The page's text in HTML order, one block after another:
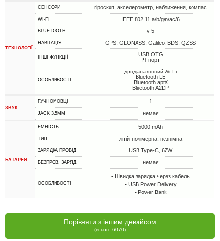
ТЕХНОЛОГІЇ
СЕНСОРИ гіроскоп, акселерометр, наближення, компас
WI-FI IEEE 802.11 a/b/g/n/ac/6
BLUETOOTH v 5
НАВІГАЦІЯ GPS, GLONASS, Galileo, BDS, QZSS
ІНШІ ФУНКЦІЇ
USB OTG
ІЧ-порт
ОСОБЛИВОСТІ
дводіапазонний Wi-Fi
Bluetooth LE
Bluetooth aptX
Bluetooth A2DP
ЗВУК
ГУЧНОМОВЦІ 1
JACK 3.5MM немає
БАТАРЕЯ
ЕМНІСТЬ 5000 mAh
ТИП літій-полімерна, незнімна
ЗАРЯДКА ПРОВІД USB Type-C, 67W
БЕЗПРОВ. ЗАРЯД. немає
ОСОБЛИВОСТІ
• Швидка зарядка через кабель
• USB Power Delivery
• Power Bank
Порівняти з іншим девайсом
(всього 6070)